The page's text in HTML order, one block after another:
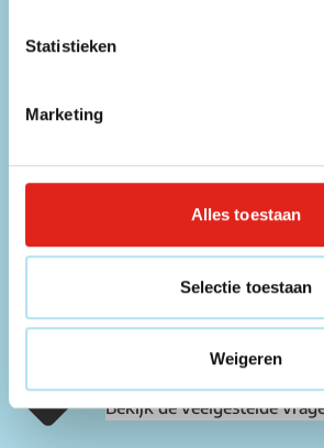
Statistieken
Marketing
Alles toestaan
Selectie toestaan
Weigeren
Hulp nodig?
contactgegevens!
056 31 39 91
Direct contact met een
info@eurogifts.be
Bekijk de veelgestelde